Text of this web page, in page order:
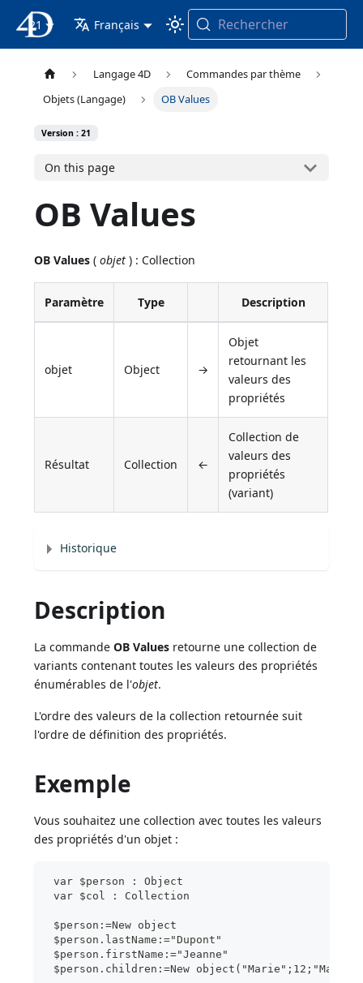
4D Documentation
21 Français Rechercher
Langage 4D
Commandes par thème
Objets (Langage)
OB Values
Version : 21
On this page
OB Values
OB Values (objet ) : Collection
Paramètre Type Description
objet Object →
Objet
retournant les
valeurs des
propriétés
Résultat Collection ←
Collection de
valeurs des
propriétés
(variant)
Historique
Description
La commandeOB Values retourne une collection de
variants contenant toutes les valeurs des propriétés
énumérables de l'objet.
L'ordre des valeurs de la collection retournée suit
l'ordre de définition des propriétés.
Exemple
Vous souhaitez une collection avec toutes les valeurs
des propriétés d'un objet :
var $person : Object
var $col : Collection
$person:=New object
$person.lastName:="Dupont"
$person.firstName:="Jeanne"
$person.children:=New